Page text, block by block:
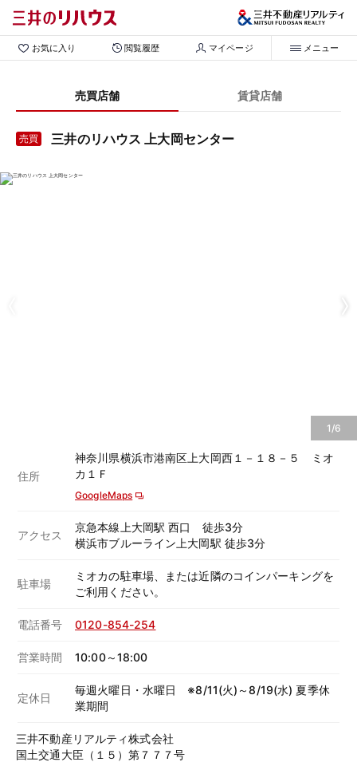
お気に入り 閲覧履歴 マイページ メニュー
売買店舗 賃貸店舗
売買 三井のリハウス 上大岡センター
1/6
住所
神奈川県横浜市港南区上大岡西１－１８－５ ミオ
カ１Ｆ
GoogleMaps
アクセス
京急本線上大岡駅 西口 徒歩3分
横浜市ブルーライン上大岡駅 徒歩3分
駐車場
ミオカの駐車場、または近隣のコインパーキングを
ご利用ください。
電話番号 0120-854-254
営業時間 10:00～18:00
定休日
毎週火曜日・水曜日 ※8/11(火)～8/19(水) 夏季休
業期間
三井不動産リアルティ株式会社
国土交通大臣（１５）第７７７号